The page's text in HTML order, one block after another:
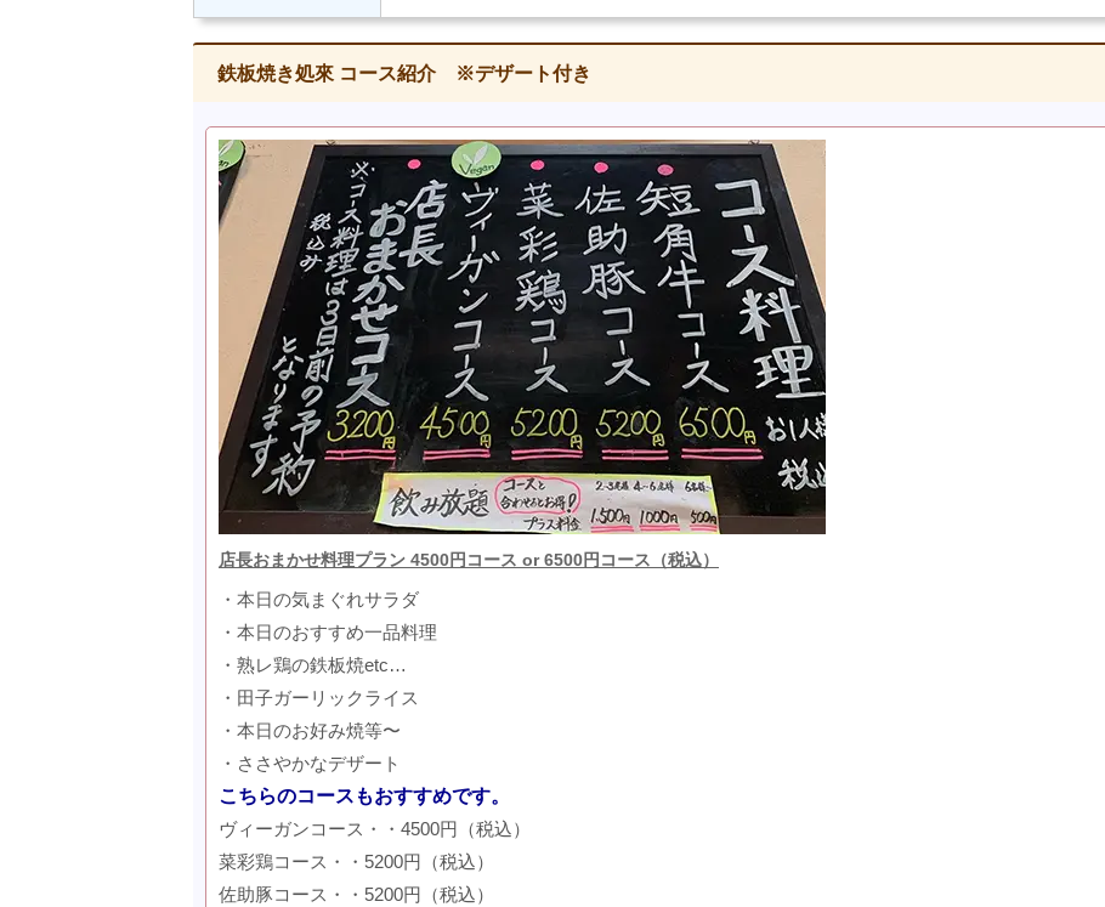
鉄板焼き処來 コース紹介 ※デザート付き
店長おまかせ料理プラン 4500円コース or 6500円コース（税込）
・本日の気まぐれサラダ
・本日のおすすめ一品料理
・熟レ鶏の鉄板焼etc…
・田子ガーリックライス
・本日のお好み焼等〜
・ささやかなデザート
こちらのコースもおすすめです。
ヴィーガンコース・・4500円（税込）
菜彩鶏コース・・5200円（税込）
佐助豚コース・・5200円（税込）